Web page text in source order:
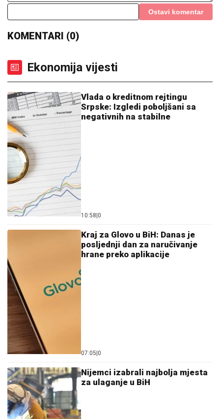
Ostavi komentar
KOMENTARI (0)
Ekonomija vijesti
Vlada o kreditnom rejtingu
Srpske: Izgledi poboljšani sa
negativnih na stabilne
10:58 0
Kraj za Glovo u BiH: Danas je
posljednji dan za naručivanje
hrane preko aplikacije
07:05 0
Nijemci izabrali najbolja mjesta
za ulaganje u BiH